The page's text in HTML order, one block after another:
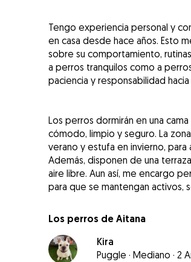
Tengo experiencia personal y
en casa desde hace años. Esto
sobre su comportamiento,
a perros tranquilos como a
paciencia y responsabilidad
Los perros dormirán en una
cómodo, limpio y seguro. La
verano y estufa en invierno,
Además, disponen de una
aire libre. Aun así, me encargo
para que se mantengan activos,
Los perros de Aitana
Kira
Puggle · Mediano · 2